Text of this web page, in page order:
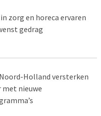
zorg en horeca ervaren
gedrag
Noord-Holland versterken
met nieuwe